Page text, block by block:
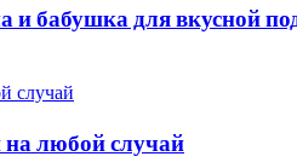
бабушка для вкусной
любой случай